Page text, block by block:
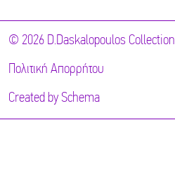
© 2026 D.Daskalopoulos Collection
Πολιτική Απορρήτου
Created by Schema